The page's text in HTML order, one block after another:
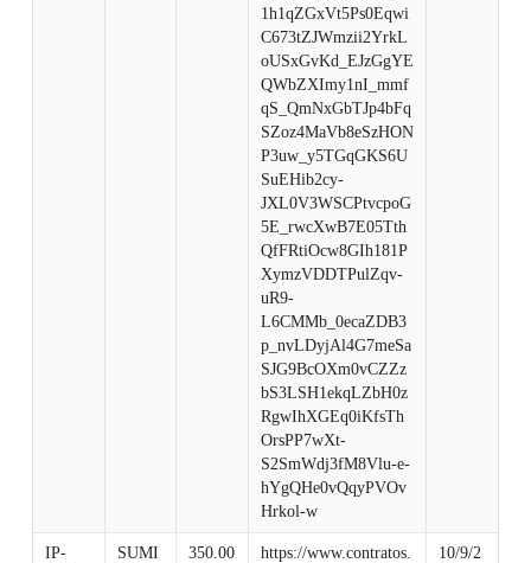
1h1qZGxVt5Ps0Eqwi
C673tZJWmzii2YrkL
oUSxGvKd_EJzGgYE
QWbZXImy1nI_mmf
qS_QmNxGbTJp4bFq
SZoz4MaVb8eSzHON
P3uw_y5TGqGKS6U
SuEHib2cy-
JXL0V3WSCPtvcpoG
5E_rwcXwB7E05Tth
QfFRtiOcw8GIh181P
XymzVDDTPulZqv-
uR9-
L6CMMb_0ecaZDB3
p_nvLDyjAl4G7meSa
SJG9BcOXm0vCZZz
bS3LSH1ekqLZbH0z
RgwIhXGEq0iKfsTh
OrsPP7wXt-
S2SmWdj3fM8Vlu-e-
hYgQHe0vQqyPVOv
Hrkol-w
IP-
SUMI
350.00
https://www.contratos.
10/9/2